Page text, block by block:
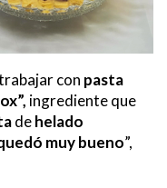
con pasta
ingrediente que
dehelado
muy bueno”,